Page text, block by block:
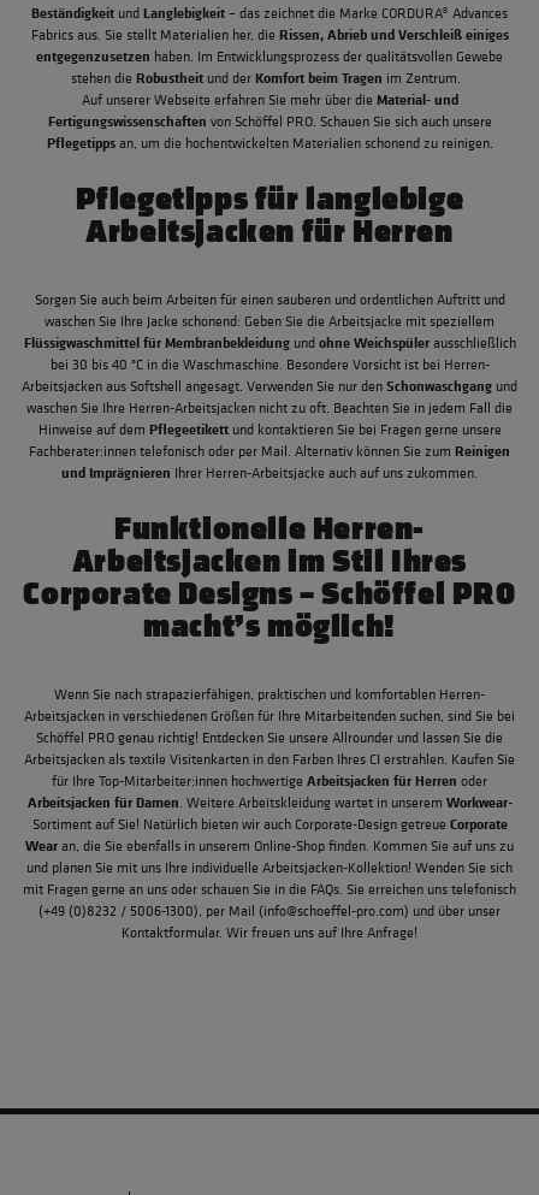
Beständigkeit undLanglebigkeit– das zeichnet die Marke CORDURA® Advances
Fabrics aus. Sie stellt Materialien her, die Rissen, Abrieb und Verschleiß einiges
entgegenzusetzen haben. Im Entwicklungsprozess der qualitätsvollen Gewebe
stehen die Robustheit und derKomfort beim Tragen im Zentrum.
Auf unserer Webseite erfahren Sie mehr über die Material- und
Fertigungswissenschaften von Schöffel PRO. Schauen Sie sich auch unsere
Pflegetippsan, um die hochentwickelten Materialien schonend zu reinigen.
Pflegetipps für langlebige
Arbeitsjacken für Herren
Sorgen Sie auch beim Arbeiten für einen sauberen und ordentlichen Auftritt und
waschen Sie Ihre Jacke schonend: Geben Sie die Arbeitsjacke mit speziellem
Flüssigwaschmittel für Membranbekleidungundohne Weichspülerausschließlich
bei 30 bis 40 °C in die Waschmaschine. Besondere Vorsicht ist bei Herren-
Arbeitsjacken aus Softshell angesagt. Verwenden Sie nur denSchonwaschgang und
waschen Sie Ihre Herren-Arbeitsjacken nicht zu oft. Beachten Sie in jedem Fall die
Hinweise auf dem Pflegeetikettund kontaktieren Sie bei Fragen gerne unsere
Fachberater:innen telefonisch oder per Mail. Alternativ können Sie zum Reinigen
und Imprägnieren Ihrer Herren-Arbeitsjacke auch auf uns zukommen.
Funktionelle Herren-
Arbeitsjacken im Stil Ihres
Corporate Designs – Schöffel PRO
macht’s möglich!
Wenn Sie nach strapazierfähigen, praktischen und komfortablen Herren-
Arbeitsjacken in verschiedenen Größen für Ihre Mitarbeitenden suchen, sind Sie bei
Schöffel PRO genau richtig! Entdecken Sie unsere Allrounder und lassen Sie die
Arbeitsjacken als textile Visitenkarten in den Farben Ihres CI erstrahlen. Kaufen Sie
für Ihre Top-Mitarbeiter:innen hochwertige Arbeitsjacken für Herren oder
Arbeitsjacken für Damen. Weitere Arbeitskleidung wartet in unserem Workwear-
Sortiment auf Sie! Natürlich bieten wir auch Corporate-Design getreue Corporate
Wearan, die Sie ebenfalls in unserem Online-Shop finden. Kommen Sie auf uns zu
und planen Sie mit uns Ihre individuelle Arbeitsjacken-Kollektion! Wenden Sie sich
mit Fragen gerne an uns oder schauen Sie in die FAQs. Sie erreichen uns telefonisch
(+49 (0)8232 / 5006-1300), per Mail (info@schoeffel-pro.com) und über unser
Kontaktformular. Wir freuen uns auf Ihre Anfrage!